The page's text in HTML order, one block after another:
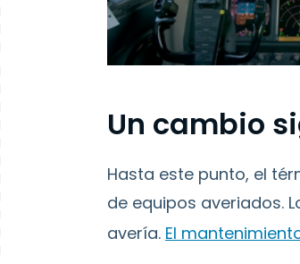
Un cambio
Hasta este punto, el
de equipos averiados.
avería. El